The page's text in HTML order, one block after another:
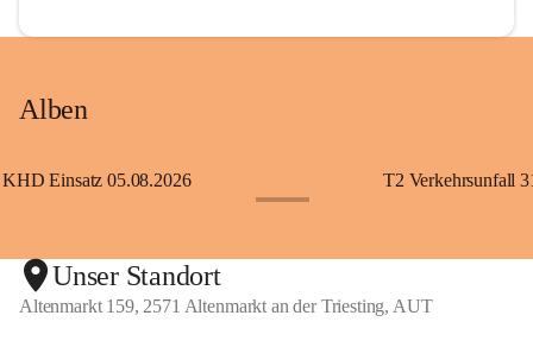
Alben
KHD Einsatz 05.08.2026 T2 Verkehrsunfall
Unser Standort
Altenmarkt 159, 2571 Altenmarkt an der Triesting, AUT